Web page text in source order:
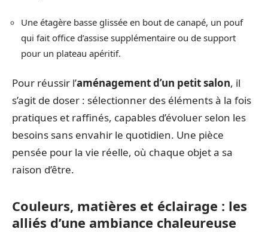
Une étagère basse glissée en bout de canapé, un pouf
qui fait office d’assise supplémentaire ou de support
pour un plateau apéritif.
Pour réussir l’aménagement d’un petit salon, il
s’agit de doser : sélectionner des éléments à la fois
pratiques et raffinés, capables d’évoluer selon les
besoins sans envahir le quotidien. Une pièce
pensée pour la vie réelle, où chaque objet a sa
raison d’être.
Couleurs, matières et éclairage : les
alliés d’une ambiance chaleureuse